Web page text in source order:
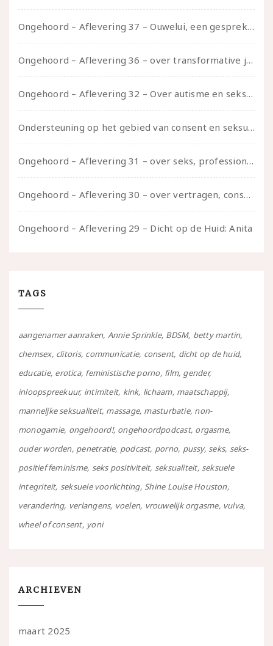
Ongehoord – Aflevering 37 – Ouwelui, een gesprek met non over seksualiteit, transitie en ageism
Ongehoord – Aflevering 36 – over transformative justice – in gesprek met Ella en carson
Ongehoord – Aflevering 32 – Over autisme en seksualiteit – in gesprek met Roos Reijbroek
Ondersteuning op het gebied van consent en seksualiteit
Ongehoord – Aflevering 31 – over seks, professioneel en persoonlijk, een gesprek met Marije
Ongehoord – Aflevering 30 – over vertragen, consent en negatieve gevoelens met Meg-John Barker
Ongehoord – Aflevering 29 – Dicht op de Huid: Anita
TAGS
aangenamer aanraken Annie Sprinkle BDSM betty martin
chemsex clitoris communicatie consent dicht op de huid
educatie erotica feministische porno film gender
inloopspreekuur intimiteit kink lichaam maatschappij
manneljke seksualiteit massage masturbatie non-
monogamie ongehoord! ongehoordpodcast orgasme
ouder worden penetratie podcast porno pussy seks seks-
positief feminisme seks positiviteit seksualiteit seksuele
integriteit seksuele voorlichting Shine Louise Houston
verandering verlangens voelen vrouwelijk orgasme vulva
wheel of consent yoni
ARCHIEVEN
maart 2025